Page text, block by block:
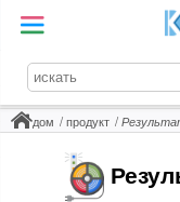
дом продукт